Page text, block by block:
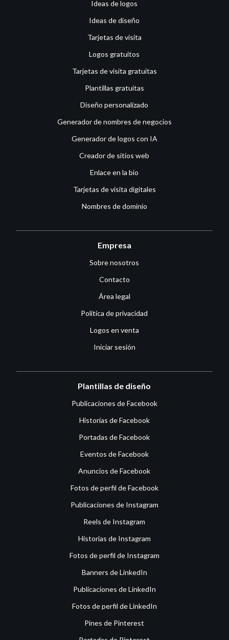
Ideas de logos
Ideas de diseño
Tarjetas de visita
Logos gratuitos
Tarjetas de visita gratuitas
Plantillas gratuitas
Diseño personalizado
Generador de nombres de negocios
Generador de logos con IA
Creador de sitios web
Enlace en la bio
Tarjetas de visita digitales
Nombres de dominio
Empresa
Sobre nosotros
Contacto
Área legal
Política de privacidad
Logos en venta
Iniciar sesión
Plantillas de diseño
Publicaciones de Facebook
Historias de Facebook
Portadas de Facebook
Eventos de Facebook
Anuncios de Facebook
Fotos de perfil de Facebook
Publicaciones de Instagram
Reels de Instagram
Historias de Instagram
Fotos de perfil de Instagram
Banners de LinkedIn
Publicaciones de LinkedIn
Fotos de perfil de LinkedIn
Pines de Pinterest